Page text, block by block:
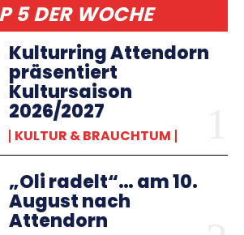
5 DER WOCHE
Kulturring Attendorn
präsentiert
Kultursaison
2026/2027
KULTUR & BRAUCHTUM
„Oli radelt“… am 10.
August nach
Attendorn